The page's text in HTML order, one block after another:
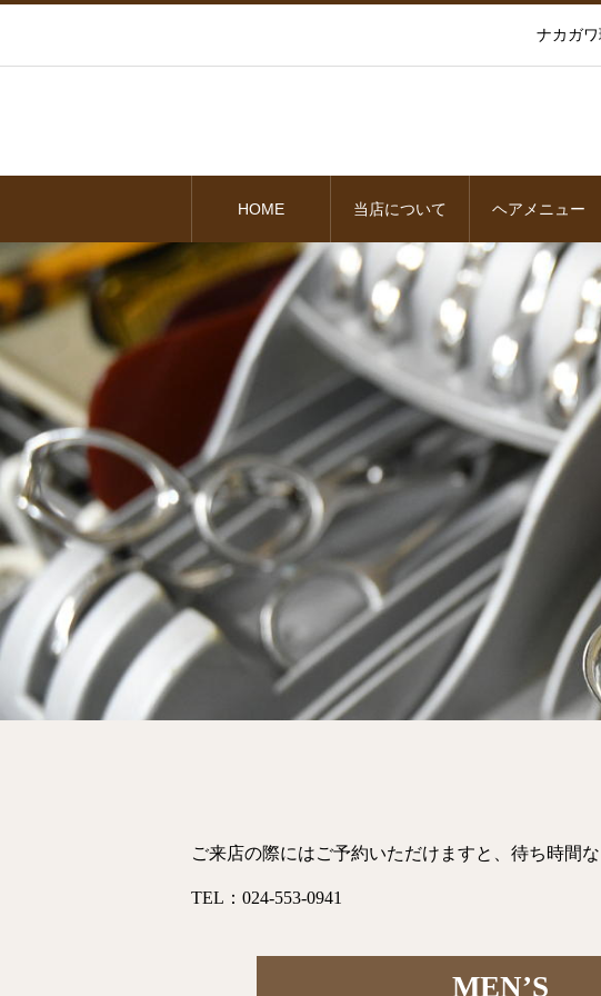
ナカガ
HOME 当店について ヘアメニュー
ご来店の際にはご予約いただけますと、待ち時間
TEL：024-553-0941
MEN’S